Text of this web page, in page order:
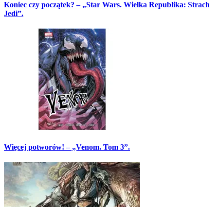
Koniec czy początek? – „Star Wars. Wielka Republika: Strach
Jedi”.
Więcej potworów! – „Venom. Tom 3”.